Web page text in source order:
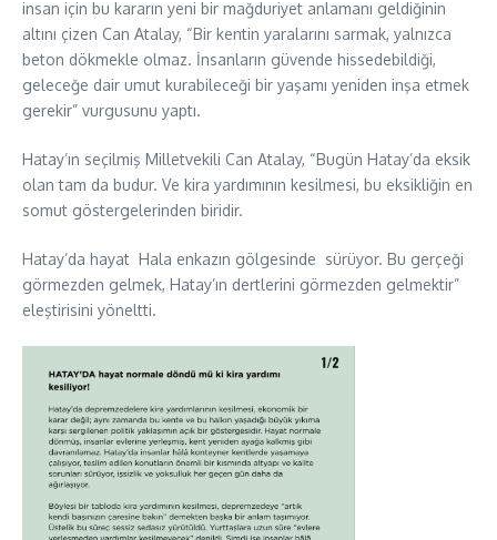
insan için bu kararın yeni bir mağduriyet anlamanı geldiğinin
altını çizen Can Atalay, “Bir kentin yaralarını sarmak, yalnızca
beton dökmekle olmaz. İnsanların güvende hissedebildiği,
geleceğe dair umut kurabileceği bir yaşamı yeniden inşa etmek
gerekir” vurgusunu yaptı.
Hatay’ın seçilmiş Milletvekili Can Atalay, “Bugün Hatay’da eksik
olan tam da budur. Ve kira yardımının kesilmesi, bu eksikliğin en
somut göstergelerinden biridir.
Hatay’da hayat Hala enkazın gölgesinde sürüyor. Bu gerçeği
görmezden gelmek, Hatay’ın dertlerini görmezden gelmektir”
eleştirisini yöneltti.